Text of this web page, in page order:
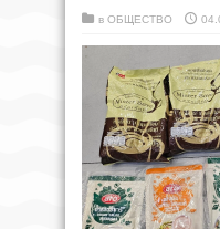
в ОБЩЕСТВО